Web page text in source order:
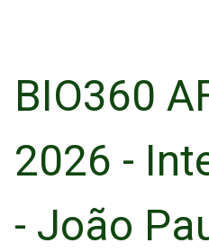
BIO360
2026 -
- João